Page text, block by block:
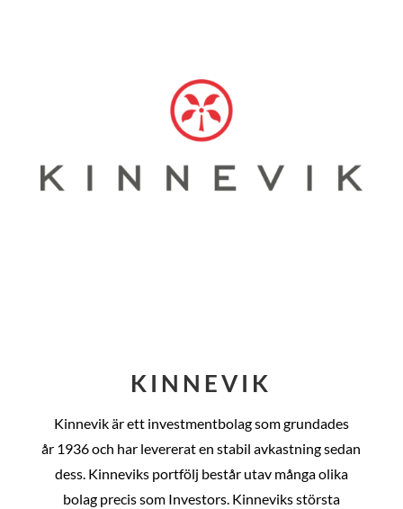
KINNEVIK
Kinnevik är ett investmentbolag som grundades
år 1936 och har levererat en stabil avkastning sedan
dess. Kinneviks portfölj består utav många olika
bolag precis som Investors. Kinneviks största